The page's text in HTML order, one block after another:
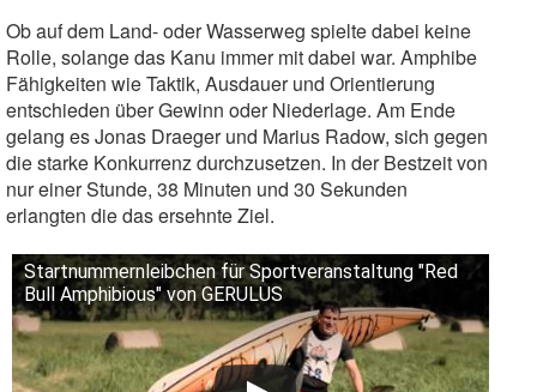
Ob auf dem Land- oder Wasserweg spielte dabei keine
Rolle, solange das Kanu immer mit dabei war. Amphibe
Fähigkeiten wie Taktik, Ausdauer und Orientierung
entschieden über Gewinn oder Niederlage. Am Ende
gelang es Jonas Draeger und Marius Radow, sich gegen
die starke Konkurrenz durchzusetzen. In der Bestzeit von
nur einer Stunde, 38 Minuten und 30 Sekunden
erlangten die das ersehnte Ziel.
Startnummernleibchen für Sportveranstaltung "Red
Bull Amphibious" von GERULUS